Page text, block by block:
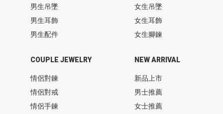
男生吊墜
男生耳飾
男生配件
女生吊墜
女生耳飾
女生腳鍊
COUPLE JEWELRY
情侶對鍊
情侶對戒
情侶手鍊
NEW ARRIVAL
新品上市
男士推薦
女士推薦